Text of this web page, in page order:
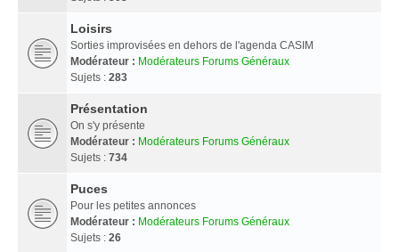
Loisirs
Sorties improvisées en dehors de l'agenda CASIM
Modérateur : Modérateurs Forums Généraux
Sujets : 283
Présentation
On s'y présente
Modérateur : Modérateurs Forums Généraux
Sujets : 734
Puces
Pour les petites annonces
Modérateur : Modérateurs Forums Généraux
Sujets : 26